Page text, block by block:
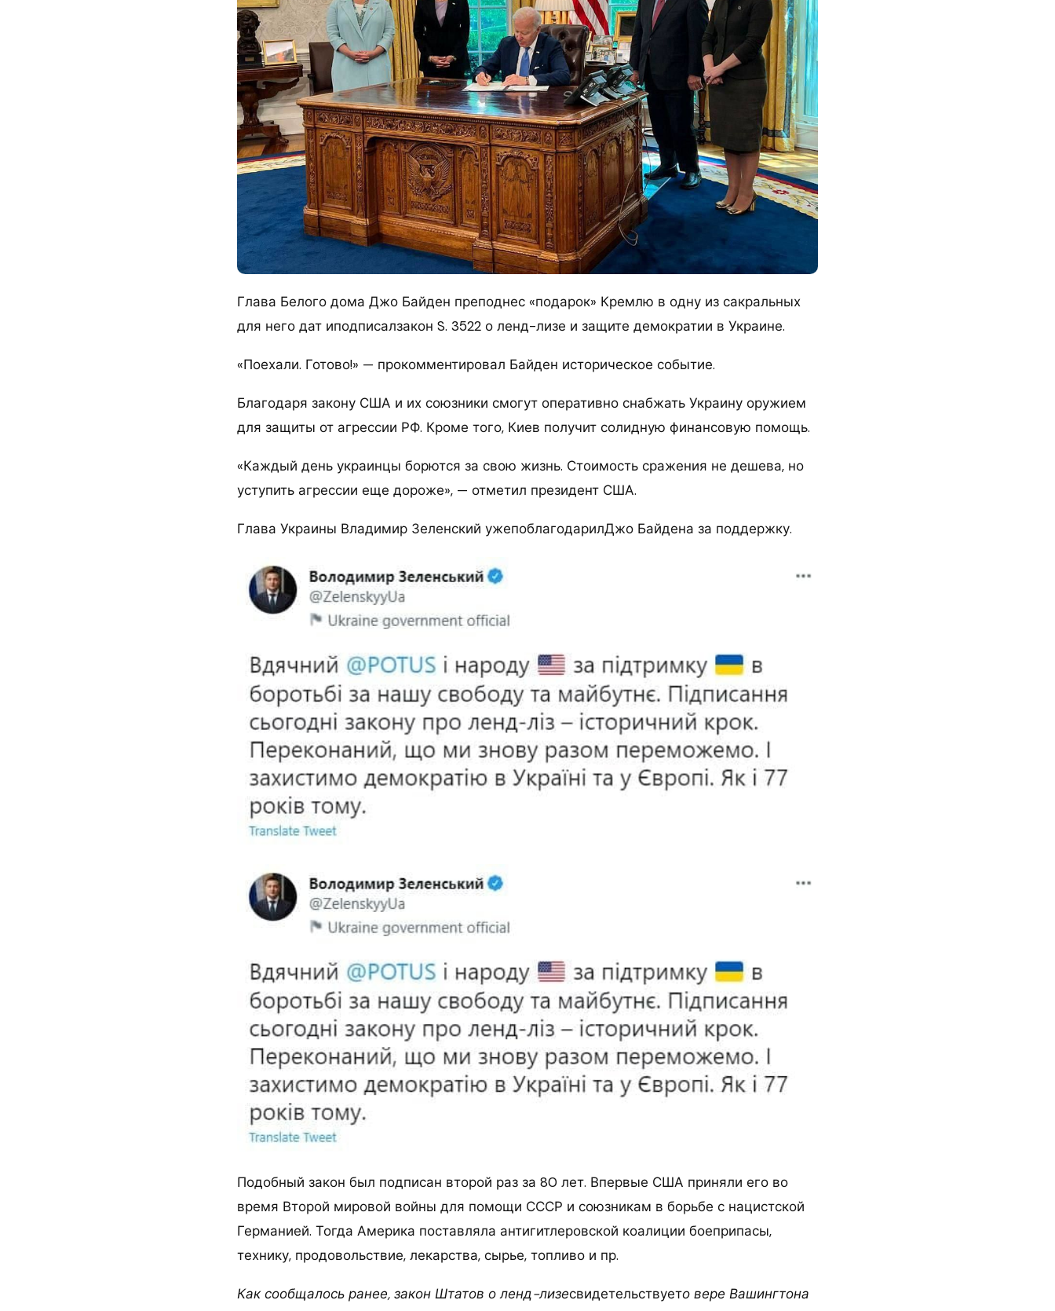
Глава Белого дома Джо Байден преподнес «подарок» Кремлю в одну из сакральных
для него дат иподписалзакон S. 3522 о ленд-лизе и защите демократии в Украине.
«Поехали. Готово!» — прокомментировал Байден историческое событие.
Благодаря закону США и их союзники смогут оперативно снабжать Украину оружием
для защиты от агрессии РФ. Кроме того, Киев получит солидную финансовую помощь.
«Каждый день украинцы борются за свою жизнь. Стоимость сражения не дешева, но
уступить агрессии еще дороже», — отметил президент США.
Глава Украины Владимир Зеленский ужепоблагодарилДжо Байдена за поддержку.
Подобный закон был подписан второй раз за 80 лет. Впервые США приняли его во
время Второй мировой войны для помощи СССР и союзникам в борьбе с нацистской
Германией. Тогда Америка поставляла антигитлеровской коалиции боеприпасы,
технику, продовольствие, лекарства, сырье, топливо и пр.
Как сообщалось ранее, закон Штатов о ленд-лизесвидетельствуето вере Вашингтона